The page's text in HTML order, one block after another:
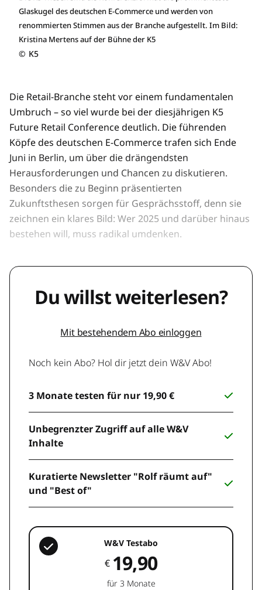
Glaskugel des deutschen E-Commerce und werden von
renommierten Stimmen aus der Branche aufgestellt. Im Bild:
Kristina Mertens auf der Bühne der K5
© K5
Die Retail-Branche steht vor einem fundamentalen
Umbruch – so viel wurde bei der diesjährigen K5
Future Retail Conference deutlich. Die führenden
Köpfe des deutschen E-Commerce trafen sich Ende
Juni in Berlin, um über die drängendsten
Herausforderungen und Chancen zu diskutieren.
Besonders die zu Beginn präsentierten
Zukunftsthesen sorgen für Gesprächsstoff, denn sie
zeichnen ein klares Bild: Wer 2025 und darüber hinaus
bestehen will, muss radikal umdenken.
Du willst weiterlesen?
Mit bestehendem Abo einloggen
Noch kein Abo? Hol dir jetzt dein W&V Abo!
3 Monate testen für nur 19,90 €
Unbegrenzter Zugriff auf alle W&V
Inhalte
Kuratierte Newsletter "Rolf räumt auf"
und "Best of"
W&V Testabo
€ 19,90
für 3 Monate